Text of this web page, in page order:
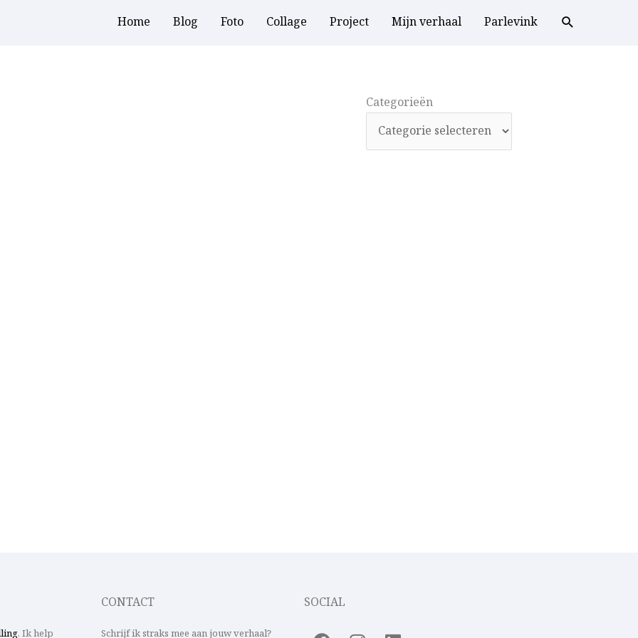
Home Blog Foto Collage Project Mijn verhaal Parlevink
Categorieën
Categorieën
. Ik help
CONTACT
Schrijf ik straks mee aan jouw verhaal?
SOCIAL
Facebook
Instagram
Linkedin